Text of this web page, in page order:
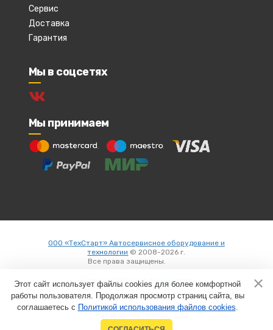
Сервис
Доставка
Гарантия
Мы в соцсетях
Мы принимаем
ООО «ТехСтарт» Автосервисное оборудование и
технологии © 2008-2026 г.
Все права защищены.
Пользовательское соглашение
Создание сайтов в
Этот сайт использует файлы cookies для более комфортной
работы пользователя. Продолжая просмотр страниц сайта, вы
соглашаетесь с Политикой использования файлов cookies.